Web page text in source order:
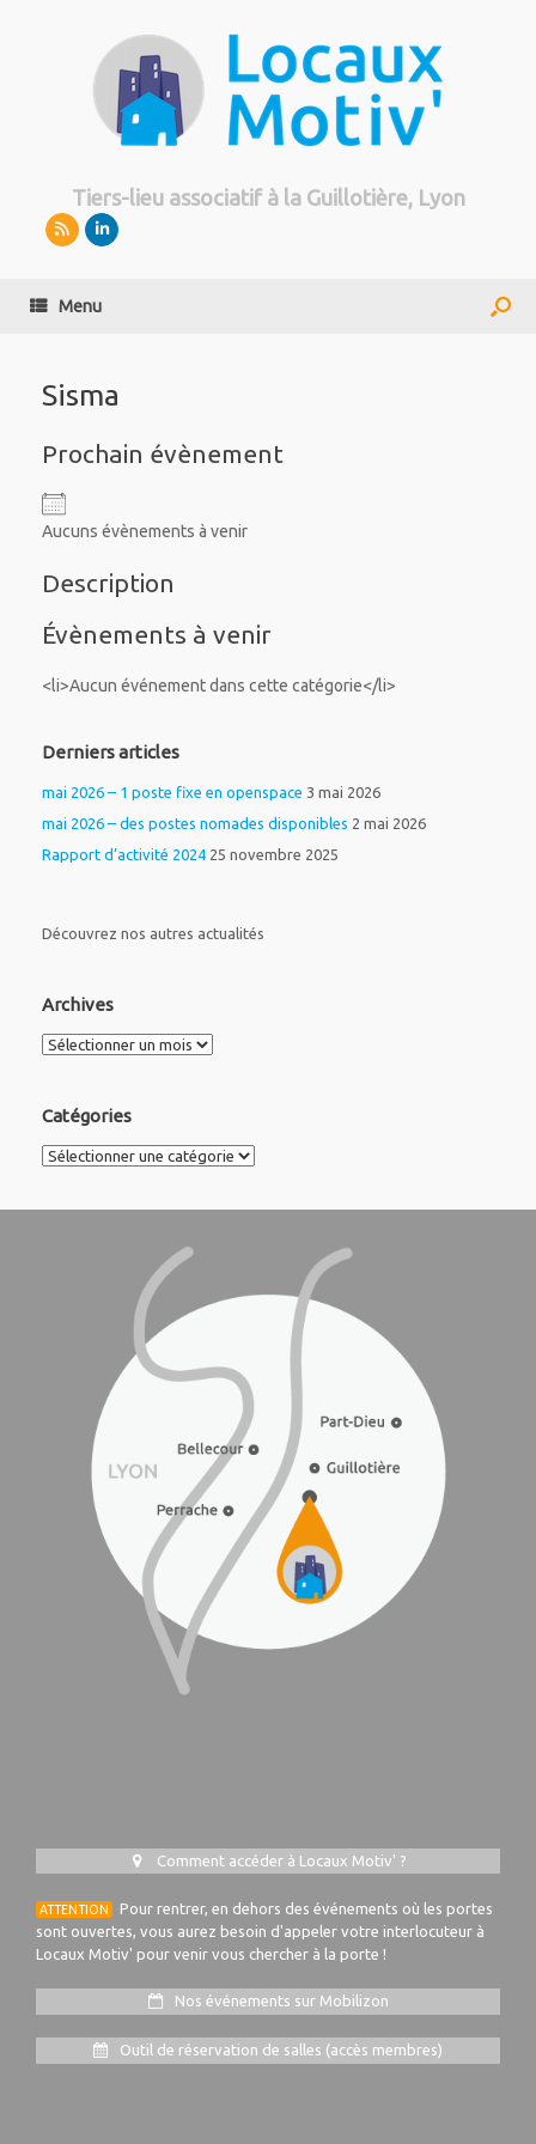
Tiers-lieu associatif à la Guillotière, Lyon
Menu
Sisma
Prochain évènement
Aucuns évènements à venir
Description
Évènements à venir
<li>Aucun événement dans cette catégorie</li>
Derniers articles
mai 2026 – 1 poste fixe en openspace 3 mai 2026
mai 2026 – des postes nomades disponibles 2 mai 2026
Rapport d’activité 2024 25 novembre 2025
Découvrez nos autres actualités
Archives
Archives
Catégories
Catégories
Comment accéder à Locaux Motiv' ?
ATTENTION
Pour rentrer, en dehors des événements où les portes
sont ouvertes, vous aurez besoin d'appeler votre interlocuteur à
Locaux Motiv' pour venir vous chercher à la porte !
Nos événements sur Mobilizon
Outil de réservation de salles (accès membres)